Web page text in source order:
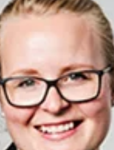
Om